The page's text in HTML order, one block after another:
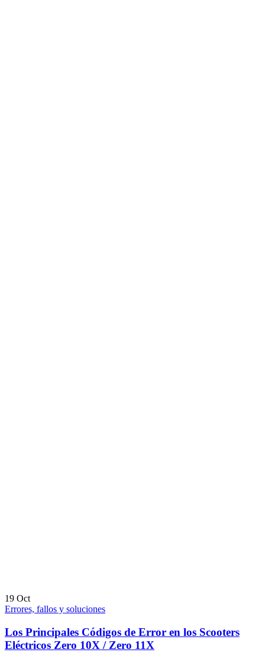
19 Oct
Errores, fallos y soluciones
Los Principales Códigos de Error en los Scooters
Eléctricos Zero 10X / Zero 11X